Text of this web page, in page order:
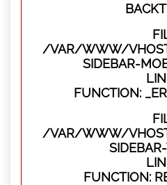
/VAR/WWW/
SIDEBAR-
FUNCTION:
/VAR/WWW/
FUNCTION: